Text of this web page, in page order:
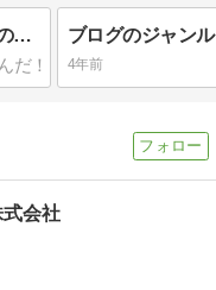
【複業】副業と何が違う？これからの働き方について【逃げ切れない】
4年前
会社